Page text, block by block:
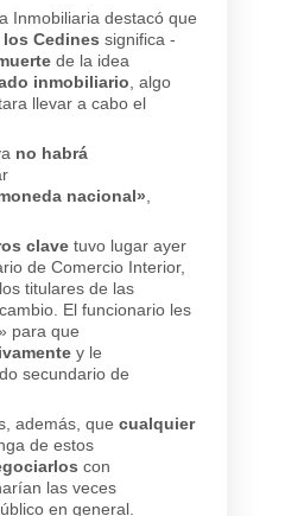
Inmobiliaria destacó que
los Cedines significa -
de la idea
inmobiliario , algo
llevar a cabo el
no habrá
nacional»
clave tuvo lugar ayer
de Comercio Interior,
titulares de las
El funcionario les
para que
y le
secundario de
además, que cualquier
de estos
con
las veces
en general.